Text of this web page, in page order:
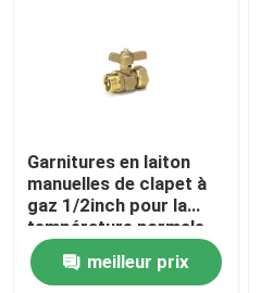
Garnitures en laiton
manuelles de clapet à
gaz 1/2inch pour la
température normale
meilleur prix